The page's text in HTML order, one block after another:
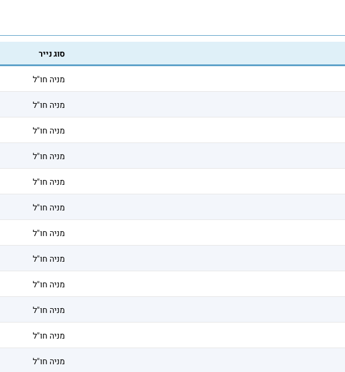
סוג נייר
מניה חו"ל
מניה חו"ל
מניה חו"ל
מניה חו"ל
מניה חו"ל
מניה חו"ל
מניה חו"ל
מניה חו"ל
מניה חו"ל
מניה חו"ל
מניה חו"ל
מניה חו"ל